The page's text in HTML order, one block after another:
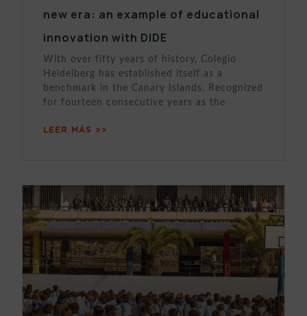
new era: an example of educational
innovation with DIDE
With over fifty years of history, Colegio
Heidelberg has established itself as a
benchmark in the Canary Islands. Recognized
for fourteen consecutive years as the
LEER MÁS >>